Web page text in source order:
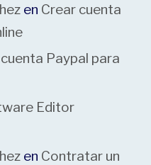
en Crear cuenta
Paypal para
Editor
en Contratar un